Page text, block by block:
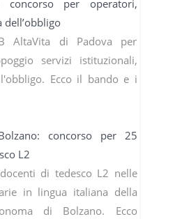
concorso per operatori,
dell’obbligo
AltaVita di Padova per
servizi istituzionali,
Ecco il bando e i
concorso per 25
L2
di tedesco L2 nelle
in lingua italiana della
di Bolzano. Ecco